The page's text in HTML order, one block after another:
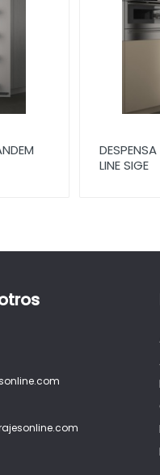
cajones
de Montaje
Push
LINE SIGE